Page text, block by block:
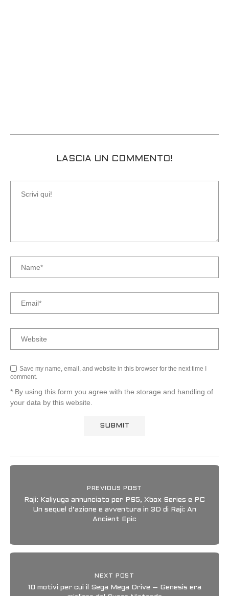
LASCIA UN COMMENTO!
Save my name, email, and website in this browser for the next time I
comment.
* By using this form you agree with the storage and handling of
your data by this website.
PREVIOUS POST
Raji: Kaliyuga annunciato per PS5, Xbox Series e PC
Un sequel d’azione e avventura in 3D di Raji: An
Ancient Epic
NEXT POST
10 motivi per cui il Sega Mega Drive – Genesis era